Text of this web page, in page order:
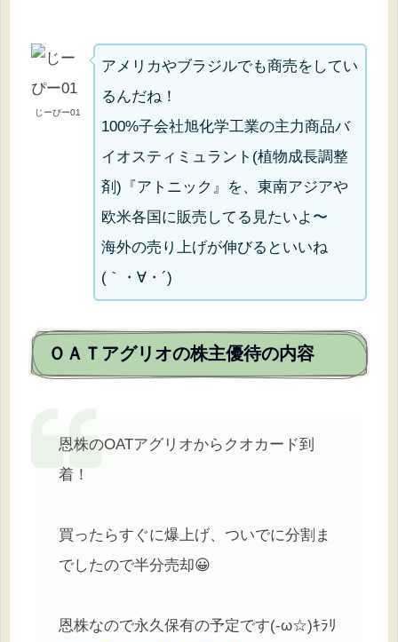
じーぴー01
アメリカやブラジルでも商売をしてい
るんだね！
100%子会社旭化学工業の主力商品バ
イオスティミュラント(植物成長調整
剤)『アトニック』を、東南アジアや
欧米各国に販売してる見たいよ〜
海外の売り上げが伸びるといいね
(｀・∀・´)
ＯＡＴアグリオの株主優待の内容
恩株のOATアグリオからクオカード到
着！
買ったらすぐに爆上げ、ついでに分割ま
でしたので半分売却😀
恩株なので永久保有の予定です(-ω☆)ｷﾗﾘ